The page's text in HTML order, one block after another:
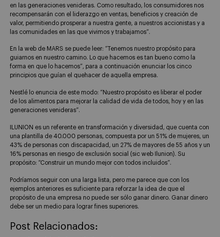
en las generaciones venideras. Como resultado, los consumidores nos
recompensarán con el liderazgo en ventas, beneficios y creación de
valor, permitiendo prosperar a nuestra gente, a nuestros accionistas y a
las comunidades en las que vivimos y trabajamos”.
En la web de MARS se puede leer: “Tenemos nuestro propósito para
guiarnos en nuestro camino. Lo que hacemos es tan bueno como la
forma en que lo hacemos”, para a continuación enunciar los cinco
principios que guían el quehacer de aquella empresa.
Nestlé lo enuncia de este modo: “Nuestro propósito es liberar el poder
de los alimentos para mejorar la calidad de vida de todos, hoy y en las
generaciones venideras”.
ILUNION es un referente en transformación y diversidad, que cuenta con
una plantilla de 40.000 personas, compuesta por un 51% de mujeres, un
43% de personas con discapacidad, un 27% de mayores de 55 años y un
16% personas en riesgo de exclusión social (sic web Ilunion). Su
propósito: “Construir un mundo mejor con todos incluidos”.
Podríamos seguir con una larga lista, pero me parece que con los
ejemplos anteriores es suficiente para reforzar la idea de que el
propósito de una empresa no puede ser sólo ganar dinero. Ganar dinero
debe ser un medio para lograr fines superiores.
Post Relacionados: